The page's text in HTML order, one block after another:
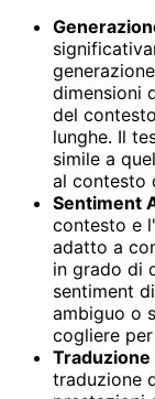
dimensioni
del
lunghe. Il
simile a
al contesto
Sentiment
contesto e
adatto a
in grado di
sentiment
ambiguo o
cogliere
traduzione